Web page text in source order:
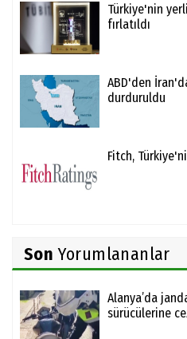
Türkiye'nin
fırlatıldı
ABD'den
durduruldu
Fitch,
Son Yorumlananlar
Alanya’da
sürücülerine